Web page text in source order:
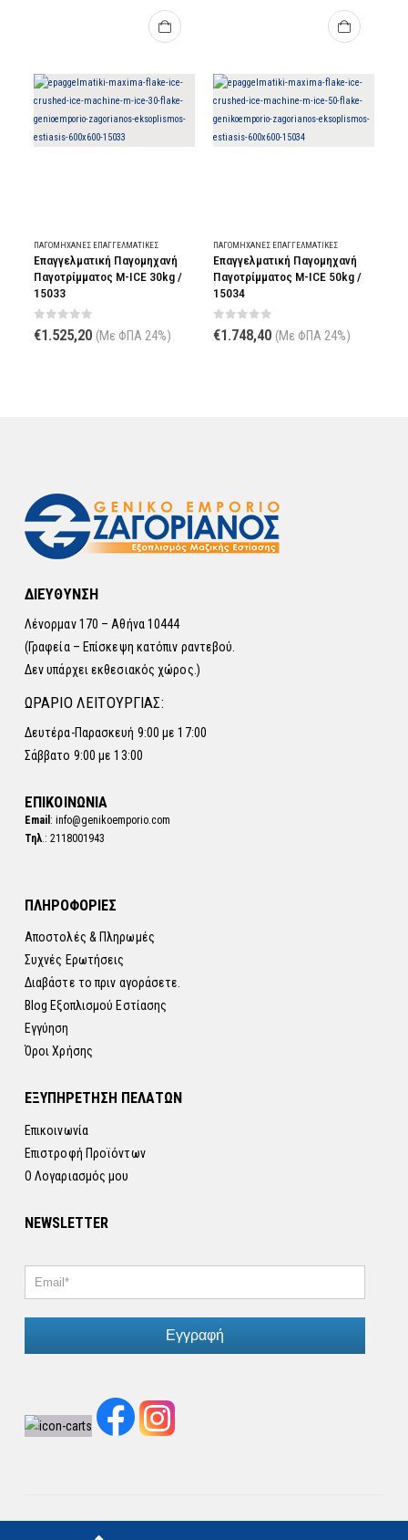
ΠΑΓΟΜΗΧΑΝΈΣ ΕΠΑΓΓΕΛΜΑΤΙΚΈΣ
Επαγγελματική Παγομηχανή
Παγοτρίμματος M-ICE 30kg /
15033
0out of 5
€1.525,20 (Με ΦΠΑ 24%)
ΠΑΓΟΜΗΧΑΝΈΣ ΕΠΑΓΓΕΛΜΑΤΙΚΈΣ
Επαγγελματική Παγομηχανή
Παγοτρίμματος M-ICE 50kg /
15034
0out of 5
€1.748,40 (Με ΦΠΑ 24%)
ΔΙΕΥΘΥΝΣΗ
Λένορμαν 170 – Αθήνα 10444
(Γραφεία – Επίσκεψη κατόπιν ραντεβού.
Δεν υπάρχει εκθεσιακός χώρος.)
ΩΡΑΡΙΟ ΛΕΙΤΟΥΡΓΙΑΣ:
Δευτέρα-Παρασκευή 9:00 με 17:00
Σάββατο 9:00 με 13:00
ΕΠΙΚΟΙΝΩΝΙΑ
Email : info@genikoemporio.com
Τηλ.: 2118001943
ΠΛΗΡΟΦΟΡΙΕΣ
Αποστολές & Πληρωμές
Συχνές Ερωτήσεις
Διαβάστε το πριν αγοράσετε.
Blog Εξοπλισμού Εστίασης
Εγγύηση
Όροι Χρήσης
ΕΞΥΠΗΡΕΤΗΣΗ ΠΕΛΑΤΩΝ
Επικοινωνία
Επιστροφή Προϊόντων
Ο Λογαριασμός μου
NEWSLETTER
Εγγραφή
© Copyright 2026. All Rights Reserved.